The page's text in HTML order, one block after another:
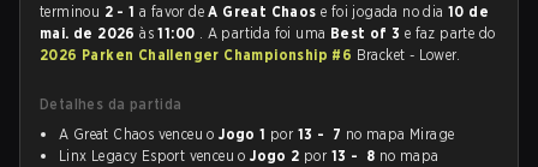
terminou 2 - 1 a favor deA Great Chaose foi jogada no dia10 de
mai. de 2026às11:00 . A partida foi uma Best of 3 e faz parte do
2026 Parken Challenger Championship #6 Bracket - Lower.
Detalhes da partida
A Great Chaos venceu oJogo 1 por 13 - 7 no mapa Mirage
Linx Legacy Esport venceu oJogo 2 por 13 - 8 no mapa